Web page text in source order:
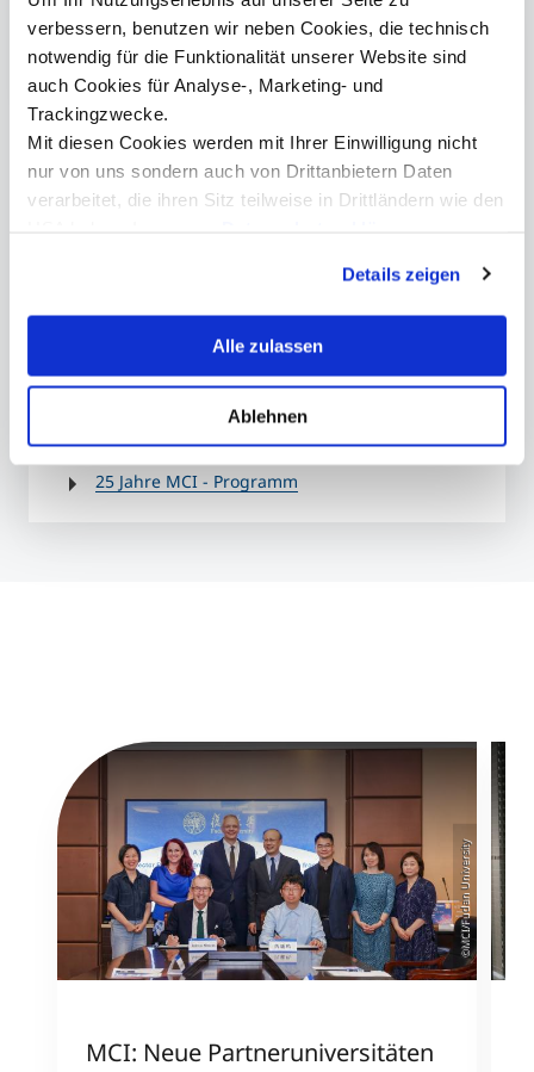
verbessern, benutzen wir neben Cookies, die technisch
notwendig für die Funktionalität unserer Website sind
auch Cookies für Analyse-, Marketing- und
Trackingzwecke.
Mit diesen Cookies werden mit Ihrer Einwilligung nicht
nur von uns sondern auch von Drittanbietern Daten
verarbeitet, die ihren Sitz teilweise in Drittländern wie den
erklären Ihnen genau, was eine Datenübermittlung in die
USA bedeuten kann.
Details zeigen
Alle zulassen
Ablehnen
Kontakt
Detaillierte Programmvorschau
25 Jahre MCI - Programm
©MCI/Fudan University
MCI: Neue Partneruniversitäten